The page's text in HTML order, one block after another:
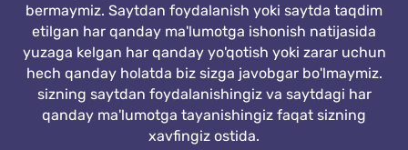
bermaymiz. Saytdan foydalanish yoki saytda taqdim
etilgan har qanday ma'lumotga ishonish natijasida
yuzaga kelgan har qanday yo'qotish yoki zarar uchun
hech qanday holatda biz sizga javobgar bo'lmaymiz.
sizning saytdan foydalanishingiz va saytdagi har
qanday ma'lumotga tayanishingiz faqat sizning
xavfingiz ostida.